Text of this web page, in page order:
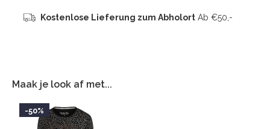
Kostenlose Lieferung zum AbholortAb €50,-
Maak je look af met...
-50%